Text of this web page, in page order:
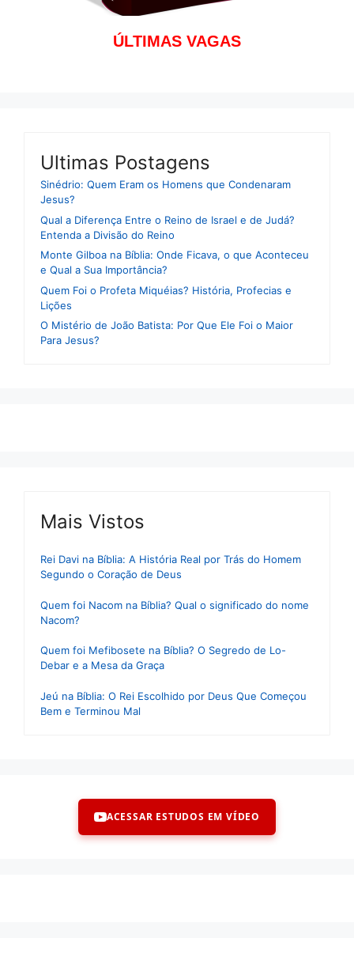
ÚLTIMAS VAGAS
Ultimas Postagens
Sinédrio: Quem Eram os Homens que Condenaram
Jesus?
Qual a Diferença Entre o Reino de Israel e de Judá?
Entenda a Divisão do Reino
Monte Gilboa na Bíblia: Onde Ficava, o que Aconteceu
e Qual a Sua Importância?
Quem Foi o Profeta Miquéias? História, Profecias e
Lições
O Mistério de João Batista: Por Que Ele Foi o Maior
Para Jesus?
Mais Vistos
Rei Davi na Bíblia: A História Real por Trás do Homem
Segundo o Coração de Deus
Quem foi Nacom na Bíblia? Qual o significado do nome
Nacom?
Quem foi Mefibosete na Bíblia? O Segredo de Lo-
Debar e a Mesa da Graça
Jeú na Bíblia: O Rei Escolhido por Deus Que Começou
Bem e Terminou Mal
ACESSAR ESTUDOS EM VÍDEO